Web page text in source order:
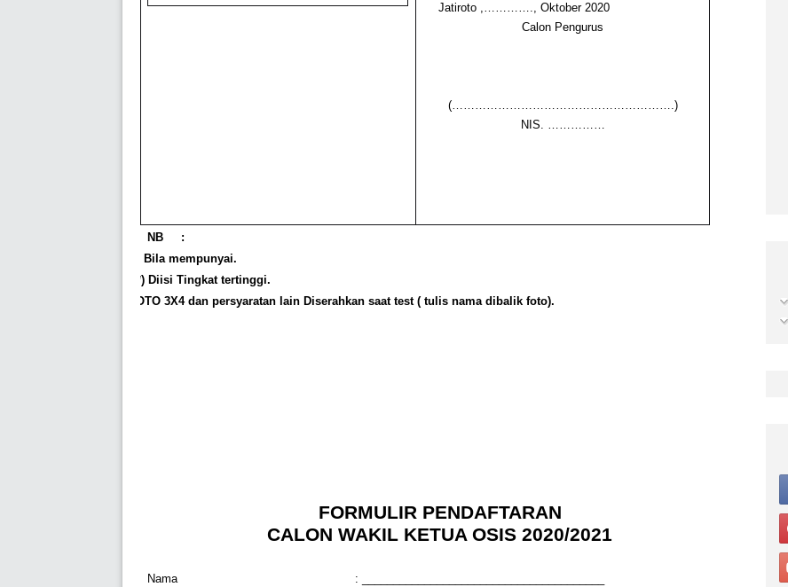
Jatiroto ,…………., Oktober 2020
Calon Pengurus
(………………………………………………….)
NIS. ……………
NB
:
(*) Bila mempunyai.
(**) Diisi Tingkat tertinggi.
FOTO 3X4 dan persyaratan lain Diserahkan saat test ( tulis nama dibalik foto).
FORMULIR PENDAFTARAN
CALON WAKIL KETUA OSIS 2020/2021
Nama
: _______________________________________